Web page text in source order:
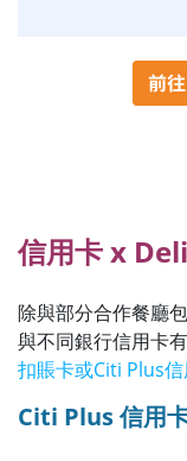
信用卡 x
除與部分合作餐廳
與不同銀行信用卡
扣賬卡或Citi Plus
Citi Plus 信用